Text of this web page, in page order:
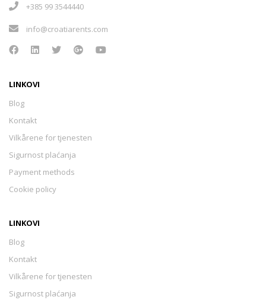
+385 99 3544440
info@croatiarents.com
LINKOVI
Blog
Kontakt
Vilkårene for tjenesten
Sigurnost plaćanja
Payment methods
Cookie policy
LINKOVI
Blog
Kontakt
Vilkårene for tjenesten
Sigurnost plaćanja